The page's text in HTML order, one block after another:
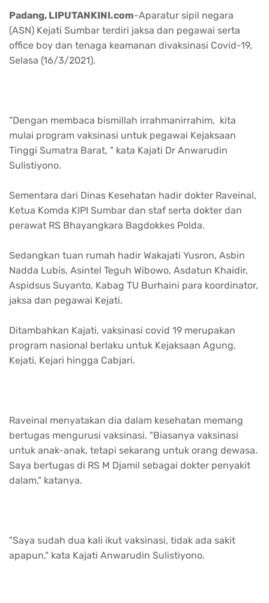
Padang, LIPUTANKINI.com-Aparatur sipil negara
(ASN) Kejati Sumbar terdiri jaksa dan pegawai serta
office boy dan tenaga keamanan divaksinasi Covid-19,
Selasa (16/3/2021).
"Dengan membaca bismillah irrahmanirrahim, kita
mulai program vaksinasi untuk pegawai Kejaksaan
Tinggi Sumatra Barat, " kata Kajati Dr Anwarudin
Sulistiyono.
Sementara dari Dinas Kesehatan hadir dokter Raveinal,
Ketua Komda KIPI Sumbar dan staf serta dokter dan
perawat RS Bhayangkara Bagdokkes Polda.
Sedangkan tuan rumah hadir Wakajati Yusron, Asbin
Nadda Lubis, Asintel Teguh Wibowo, Asdatun Khaidir,
Aspidsus Suyanto, Kabag TU Burhaini para koordinator,
jaksa dan pegawai Kejati.
Ditambahkan Kajati, vaksinasi covid 19 merupakan
program nasional berlaku untuk Kejaksaan Agung,
Kejati, Kejari hingga Cabjari.
Raveinal menyatakan dia dalam kesehatan memang
bertugas mengurusi vaksinasi. "Biasanya vaksinasi
untuk anak-anak, tetapi sekarang untuk orang dewasa.
Saya bertugas di RS M Djamil sebagai dokter penyakit
dalam," katanya.
"Saya sudah dua kali ikut vaksinasi, tidak ada sakit
apapun," kata Kajati Anwarudin Sulistiyono.